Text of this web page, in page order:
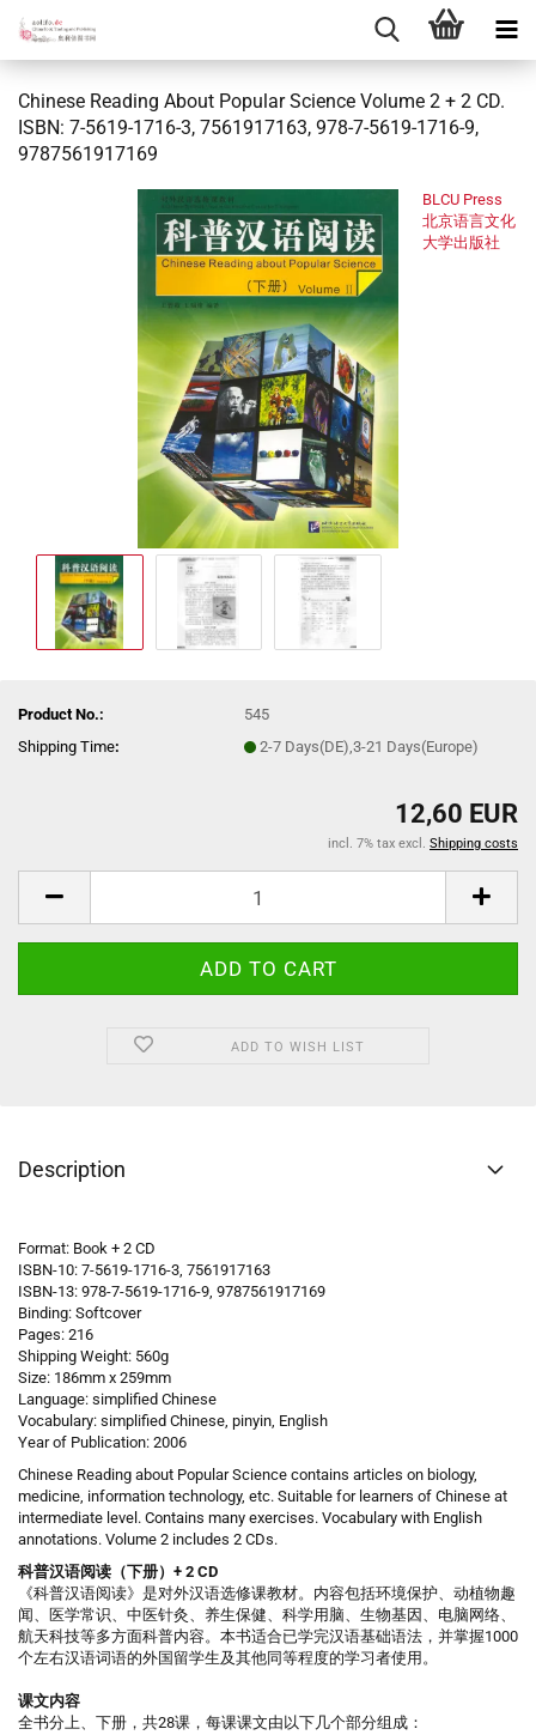
Chinese Reading About Popular Science Volume 2 + 2 CD.
ISBN: 7-5619-1716-3, 7561917163, 978-7-5619-1716-9,
9787561917169
BLCU Press
北京语言文化
大学出版社
Product No.:
545
Shipping Time: 2-7 Days(DE),3-21 Days(Europe)
12,60 EUR
incl. 7% tax excl. Shipping costs
ADD TO WISH LIST
Description
Format: Book + 2 CD
ISBN-10: 7-5619-1716-3, 7561917163
ISBN-13: 978-7-5619-1716-9, 9787561917169
Binding: Softcover
Pages: 216
Shipping Weight: 560g
Size: 186mm x 259mm
Language: simplified Chinese
Vocabulary: simplified Chinese, pinyin, English
Year of Publication: 2006
Chinese Reading about Popular Science contains articles on biology,
medicine, information technology, etc. Suitable for learners of Chinese at
intermediate level. Contains many exercises. Vocabulary with English
annotations. Volume 2 includes 2 CDs.
科普汉语阅读（下册）+ 2 CD
《科普汉语阅读》是对外汉语选修课教材。内容包括环境保护、动植物趣
闻、医学常识、中医针灸、养生保健、科学用脑、生物基因、电脑网络、
航天科技等多方面科普内容。本书适合已学完汉语基础语法，并掌握1000
个左右汉语词语的外国留学生及其他同等程度的学习者使用。
课文内容
全书分上、下册，共28课，每课课文由以下几个部分组成：